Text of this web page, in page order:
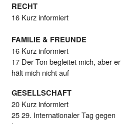
RECHT
16 Kurz informiert
FAMILIE & FREUNDE
16 Kurz informiert
17 Der Ton begleitet mich, aber er
hält mich nicht auf
GESELLSCHAFT
20 Kurz informiert
25 29. Internationaler Tag gegen